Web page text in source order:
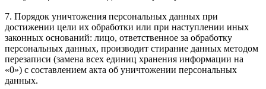
7. Порядок уничтожения персональных данных при
достижении цели их обработки или при наступлении иных
законных оснований: лицо, ответственное за обработку
персональных данных, производит стирание данных методом
перезаписи (замена всех единиц хранения информации на
«0») с составлением акта об уничтожении персональных
данных.